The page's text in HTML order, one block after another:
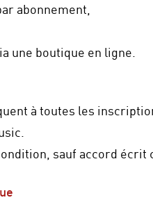
abonnement,
une boutique en ligne.
à toutes les
sauf accord écrit